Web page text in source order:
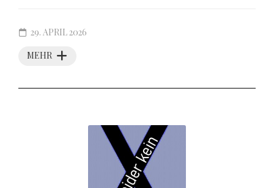
MEHR
29. APRIL 2026